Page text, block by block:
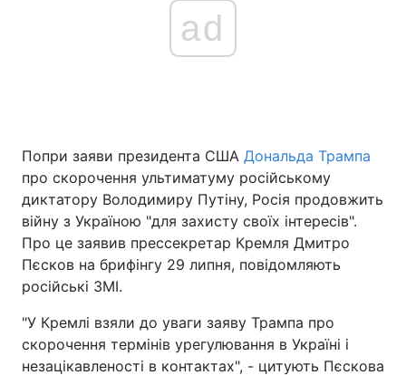
Головна Війна
Україна Політика
Економіка Світ
Спорт
Техно і зв'язок Лайт
Зброя Інциденти
ad
Попри заяви президента США Дональда Трампа
про скорочення ультиматуму російському
диктатору Володимиру Путіну, Росія продовжить
війну з Україною "для захисту своїх інтересів".
Про це заявив прессекретар Кремля Дмитро
Пєсков на брифінгу 29 липня, повідомляють
російські ЗМІ.
"У Кремлі взяли до уваги заяву Трампа про
скорочення термінів урегулювання в Україні і
незацікавленості в контактах", - цитують Пєскова